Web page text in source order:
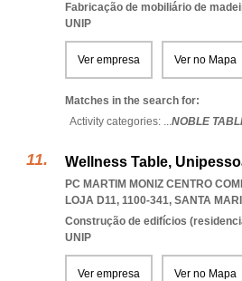
Fabricação de mobiliário de
UNIP
Ver empresa Ver no Mapa
Matches in the search for:
Activity categories: ...NOBLE
Wellness Table,
PC MARTIM MONIZ CENTRO
LOJA D11, 1100-341, SANTA
Construção de edifícios
UNIP
Ver empresa Ver no Mapa